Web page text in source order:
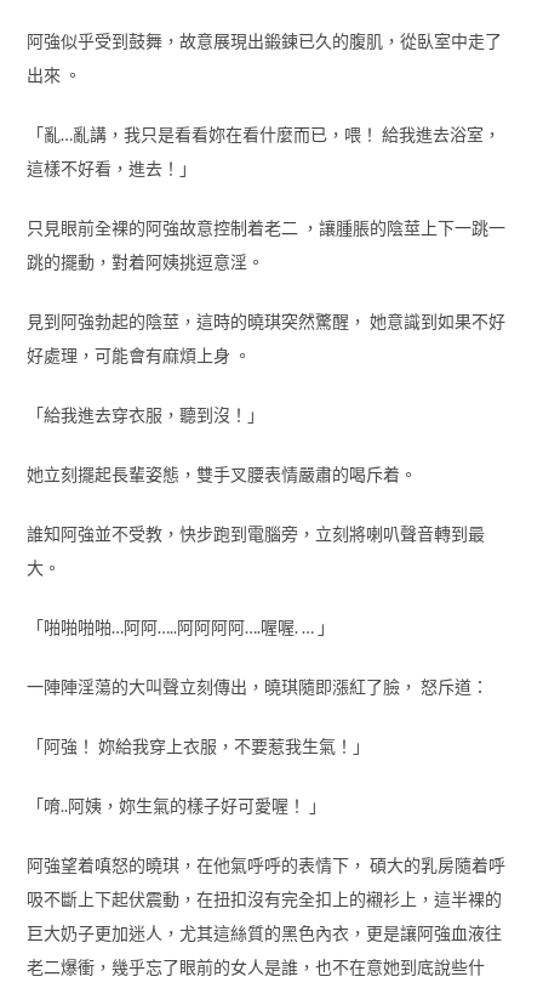
阿強似乎受到鼓舞，故意展現出鍛鍊已久的腹肌，從臥室中走了
出來 。
「亂…亂講，我只是看看妳在看什麼而已，喂！ 給我進去浴室，
這樣不好看，進去！」
只見眼前全裸的阿強故意控制着老二 ，讓腫脹的陰莖上下一跳一
跳的擺動，對着阿姨挑逗意淫。
見到阿強勃起的陰莖，這時的曉琪突然驚醒， 她意識到如果不好
好處理，可能會有麻煩上身 。
「給我進去穿衣服，聽到沒！」
她立刻擺起長輩姿態，雙手叉腰表情嚴肅的喝斥着。
誰知阿強並不受教，快步跑到電腦旁，立刻將喇叭聲音轉到最
大。
「啪啪啪啪…阿阿…..阿阿阿阿….喔喔. … 」
一陣陣淫蕩的大叫聲立刻傳出，曉琪隨即漲紅了臉， 怒斥道：
「阿強！ 妳給我穿上衣服，不要惹我生氣！」
「唷..阿姨，妳生氣的樣子好可愛喔！ 」
阿強望着嗔怒的曉琪，在他氣呼呼的表情下， 碩大的乳房隨着呼
吸不斷上下起伏震動，在扭扣沒有完全扣上的襯衫上，這半裸的
巨大奶子更加迷人，尤其這絲質的黑色內衣，更是讓阿強血液往
老二爆衝，幾乎忘了眼前的女人是誰，也不在意她到底說些什